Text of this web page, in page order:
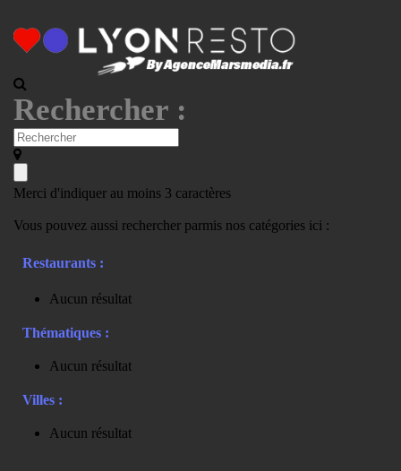
Rechercher :
Merci d'indiquer au moins 3 caractères
Vous pouvez aussi rechercher parmis nos catégories ici :
Restaurants :
Aucun résultat
Thématiques :
Aucun résultat
Villes :
Aucun résultat